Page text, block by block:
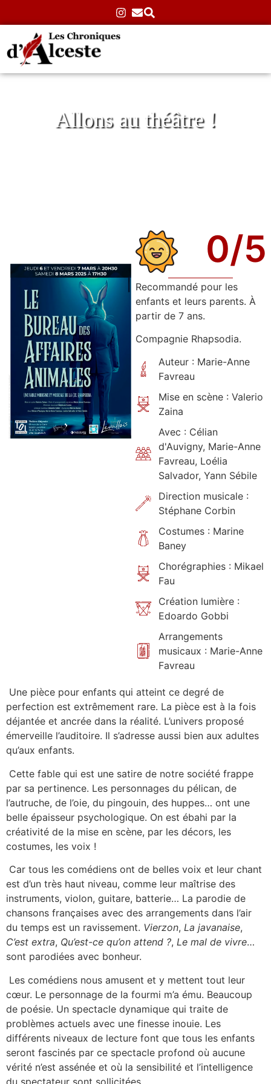
Allons au théâtre !
0/5
Recommandé pour les
enfants et leurs parents. À
partir de 7 ans.
Compagnie Rhapsodia.
Auteur : Marie-Anne
Favreau
Mise en scène : Valerio
Zaina
Avec : Célian
d'Auvigny, Marie-Anne
Favreau, Loélia
Salvador, Yann Sébile
Direction musicale :
Stéphane Corbin
Costumes : Marine
Baney
Chorégraphies : Mikael
Fau
Création lumière :
Edoardo Gobbi
Arrangements
musicaux : Marie-Anne
Favreau
Une pièce pour enfants qui atteint ce degré de
perfection est extrêmement rare. La pièce est à la fois
déjantée et ancrée dans la réalité. L’univers proposé
émerveille l’auditoire. Il s’adresse aussi bien aux adultes
qu’aux enfants.
Cette fable qui est une satire de notre société frappe
par sa pertinence. Les personnages du pélican, de
l’autruche, de l’oie, du pingouin, des huppes… ont une
belle épaisseur psychologique. On est ébahi par la
créativité de la mise en scène, par les décors, les
costumes, les voix !
Car tous les comédiens ont de belles voix et leur chant
est d’un très haut niveau, comme leur maîtrise des
instruments, violon, guitare, batterie… La parodie de
chansons françaises avec des arrangements dans l’air
du temps est un ravissement. Vierzon, La javanaise,
C’est extra, Qu’est-ce qu’on attend ?, Le mal de vivre…
sont parodiées avec bonheur.
Les comédiens nous amusent et y mettent tout leur
cœur. Le personnage de la fourmi m’a ému. Beaucoup
de poésie. Un spectacle dynamique qui traite de
problèmes actuels avec une finesse inouie. Les
différents niveaux de lecture font que tous les enfants
seront fascinés par ce spectacle profond où aucune
vérité n’est assénée et où la sensibilité et l’intelligence
du spectateur sont sollicitées.